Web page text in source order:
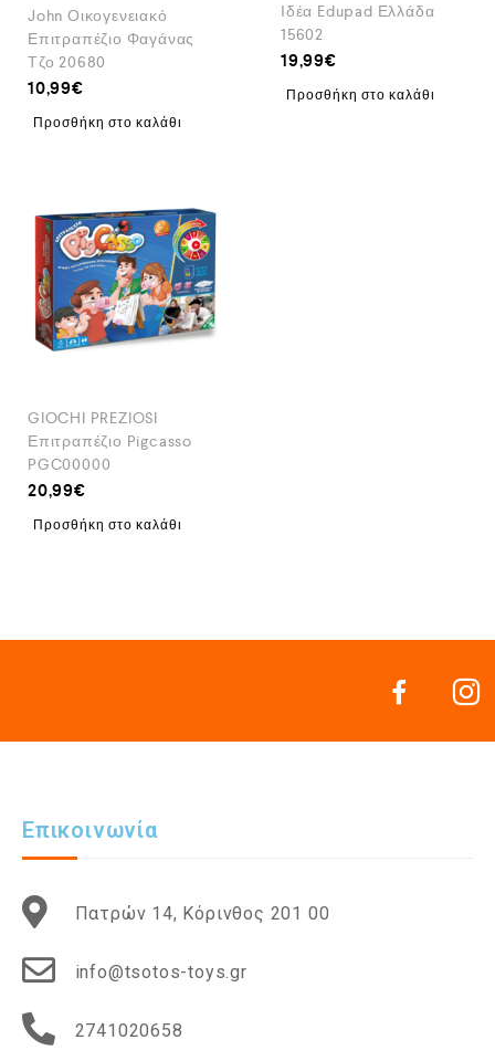
John Οικογενειακό
Επιτραπέζιο Φαγάνας
Τζο 20680
10,99€
Προσθήκη στο καλάθι
Ιδέα Edupad Ελλάδα
15602
19,99€
Προσθήκη στο καλάθι
GIOCHI PREZIOSI
Επιτραπέζιο Pigcasso
PGC00000
20,99€
Προσθήκη στο καλάθι
Επικοινωνία
Πατρών 14, Κόρινθος 201 00
info@tsotos-toys.gr
2741020658